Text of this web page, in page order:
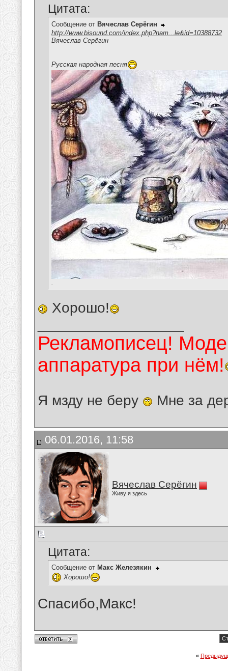
Цитата:
Сообщение от Вячеслав Серёгин
http://www.bisound.com/index.php?nam...le&id=10388732
Вячеслав Серёгин
Русская народная песня
Хорошо!
Рекламописец!
аппаратура при нём!
Я мзду не беру Мне за
06.01.2016, 11:58
Вячеслав Серёгин
Живу я здесь
Цитата:
Сообщение от Макс Железякин
Хорошо!
Спасибо,Макс!
«